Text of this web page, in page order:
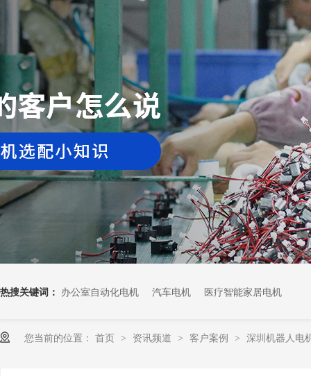
关于香蕉视频官方下载
热搜关键词： 办公室自动化电机 汽车电机 医疗智能家居电机
您当前的位置： 首页 > 资讯频道 > 客户案例 > 深圳机器人电